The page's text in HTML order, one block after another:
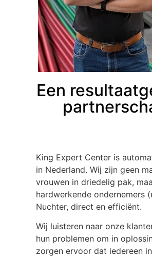
Een
King Expert Center is
in Nederland. Wij zijn geen
vrouwen in driedelig pak,
hardwerkende ondernemers
Nuchter, direct en efficiënt.
Wij luisteren naar onze
hun problemen om in
zorgen ervoor dat iedereen